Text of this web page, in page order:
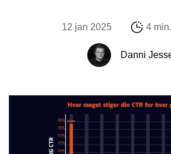
12 jan 2025 4
Danni